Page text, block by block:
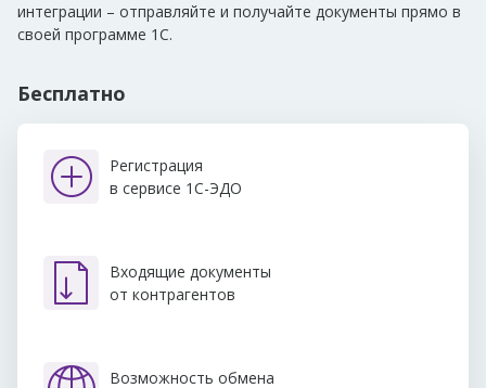
интеграции – отправляйте и получайте документы прямо в
своей программе 1С.
Бесплатно
Регистрация
в сервисе 1С-ЭДО
Входящие документы
от контрагентов
Возможность обмена